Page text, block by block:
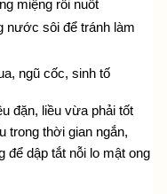
miệng rồi nuốt
nước sôi để tránh làm
ngũ cốc, sinh tố
đặn, liều vừa phải tốt
trong thời gian ngắn,
để dập tắt nỗi lo mật ong